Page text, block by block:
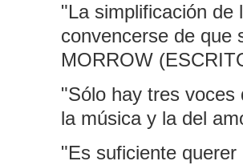
"La simplificación de
convencerse de que
MORROW
"Sólo hay tres voces
la música y la del
"Es suficiente